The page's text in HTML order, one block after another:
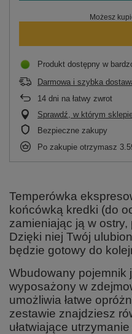
Możesz
Produkt dostępny w
Darmowa i szybka
14 dni na łatwy zwrot
Sprawdź, w którym
Bezpieczne zakupy
Po zakupie otrzymasz
Temperówka
końcówką kredki (do
zamieniając ją w
Dzięki niej Twój
będzie gotowy do
Wbudowany pojemnik
wyposażony w
umożliwia łatwe
zestawie znajdziesz
ułatwiające